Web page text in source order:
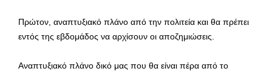
Πρώτον, αναπτυξιακό πλάνο από την πολιτεία και θα πρέπει
εντός της εβδομάδος να αρχίσουν οι αποζημιώσεις.
Αναπτυξιακό πλάνο δικό μας που θα είναι πέρα από το